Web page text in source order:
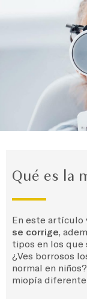
Qué es la
En este artículo
se corrige ,
tipos en los que
¿Ves borrosos
normal en
miopía